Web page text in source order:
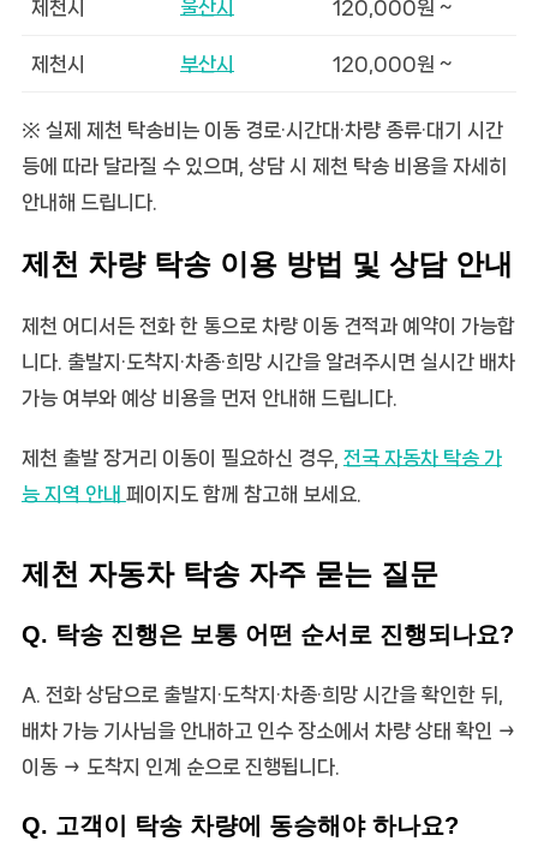
제천시 울산시 120,000원 ~
제천시 부산시 120,000원 ~
※ 실제 제천 탁송비는 이동 경로·시간대·차량 종류·대기 시간
등에 따라 달라질 수 있으며, 상담 시 제천 탁송 비용을 자세히
안내해 드립니다.
제천 차량 탁송 이용 방법 및 상담 안내
제천 어디서든 전화 한 통으로 차량 이동견적과 예약이 가능합
니다. 출발지·도착지·차종·희망 시간을 알려주시면 실시간 배차
가능 여부와 예상 비용을 먼저 안내해 드립니다.
제천 출발 장거리 이동이 필요하신 경우, 전국 자동차 탁송 가
능 지역 안내 페이지도 함께 참고해 보세요.
제천 자동차 탁송 자주 묻는 질문
Q. 탁송 진행은 보통 어떤 순서로 진행되나요?
A. 전화 상담으로 출발지·도착지·차종·희망 시간을 확인한 뒤,
배차 가능 기사님을 안내하고 인수 장소에서 차량 상태 확인 →
이동 → 도착지 인계 순으로 진행됩니다.
Q. 고객이 탁송 차량에 동승해야 하나요?